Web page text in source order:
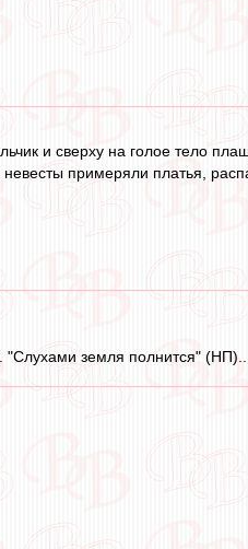
и сверху на голое тело
примеряли платья,
земля полнится" (НП)...